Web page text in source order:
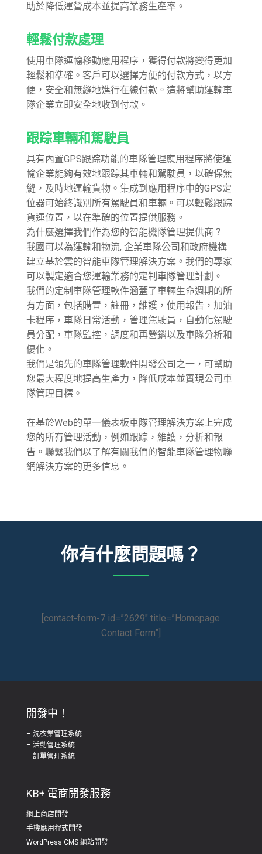
助於降低運營成本並提高業務生產率。
輕鬆付款處理
使用車隊運輸移動應用程序，獲得付款將變得更加
輕鬆和準確。客戶可以選擇方便的付款方式，以方
便，安全和無縫地進行在線付款。這將幫助運輸車
隊企業立即安全地收到付款。
跟踪車輛和駕駛員
具有內置GPS跟踪功能的車隊管理應用程序將使運
輸企業能夠有效地跟踪其車輛和駕駛員，以確保無
縫，及時地運輸貨物。集成到應用程序中的GPS定
位器可始終識別所有駕駛員和車輛。可以輕鬆跟踪
貨運位置，以在準確的位置提供服務。
為什麼選擇我們作為您的智能機隊管理提供商？
我國可以為運輸和物流, 企業車隊公司和政府機構
建立基於雲的智能車隊管理解決方案。我們的專家
可以製定適合您運輸業務的定制車隊管理計劃。
我們的定制車隊管理軟件涵蓋了車輛生命週期的所
有方面，包括購置，註冊，維護，使用報告，加油
卡程序，車隊日常活動，管理駕駛員，自動化駕駛
員分配，車隊監控，調度和再營銷以及車隊分析和
優化。
我們是領先的車隊管理軟件開發公司之一，可幫助
您最大程度地提高生產力，降低成本並實現公司車
隊管理目標。
在基於Web的單一儀表板車隊管理解決方案上完成
您的所有管理活動，例如跟踪，維護，分析和報
告。聯繫我們以了解有關我們的智能車隊管理物聯
網解決方案的更多信息。
你有什麼問題嗎？
[contact-form-7 id=”2629″ title=”Homepage
Contact Form”]
開發中！
– 洗衣業管理系統
– 活動管理系統
– 訂單管理系統
KB+ 電商開發服務
網上商店開發
手機應用程式開發
WordPress CMS 網站開發